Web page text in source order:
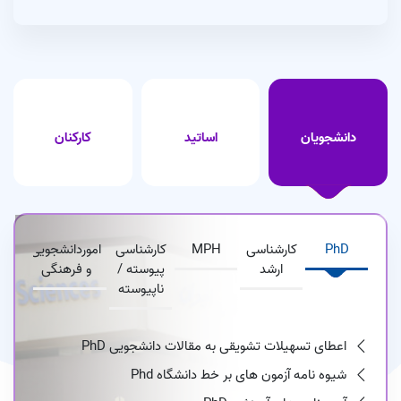
بحران
دانشجویان اساتید کارکنان
PhD
کارشناسی
ارشد
MPH
کارشناسی
پیوسته /
ناپیوسته
اموردانشجویی
و فرهنگی
اعطای تسهیلات تشویقی به مقالات دانشجویی PhD
شیوه نامه آزمون های بر خط دانشگاه Phd